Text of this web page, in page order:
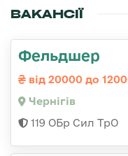
ВАКАНСІЇ
Фельдшер
від 20000 до
Чернігів
119 ОБр Сил ТрО